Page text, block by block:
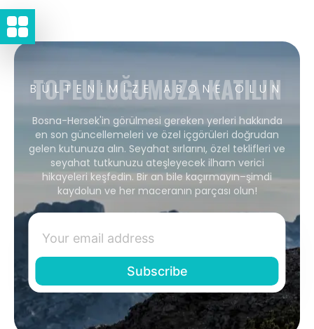
BÜLTENIMIZE ABONE OLUN
TOPLULUĞUMUZA KATILIN
Bosna-Hersek'in görülmesi gereken yerleri hakkında
en son güncellemeleri ve özel içgörüleri doğrudan
gelen kutunuza alın. Seyahat sırlarını, özel teklifleri ve
seyahat tutkunuzu ateşleyecek ilham verici
hikayeleri keşfedin. Bir an bile kaçırmayın–şimdi
kaydolun ve her maceranın parçası olun!